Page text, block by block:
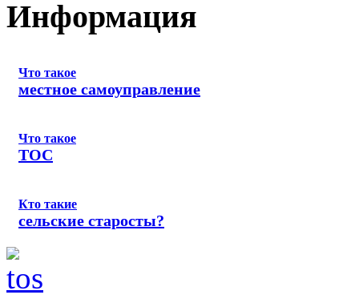
Информация
Что такое
местное самоуправление
Что такое
ТОС
Кто такие
сельские старосты?